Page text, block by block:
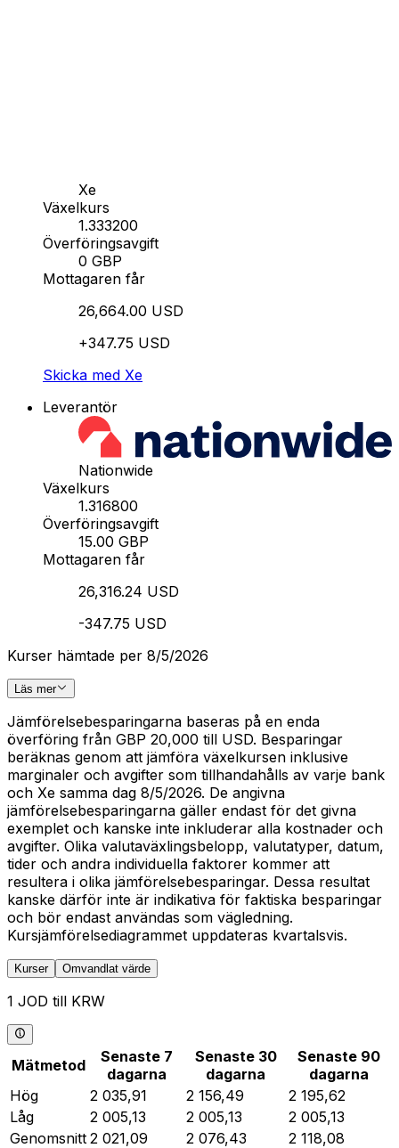
Xe
Växelkurs
1.333200
Överföringsavgift
0 GBP
Mottagaren får
26,664.00 USD
+347.75 USD
Skicka med Xe
Leverantör
Nationwide
Växelkurs
1.316800
Överföringsavgift
15.00 GBP
Mottagaren får
26,316.24 USD
-347.75 USD
Kurser hämtade per 8/5/2026
Läs mer
Jämförelsebesparingarna baseras på en enda
överföring från GBP 20,000 till USD. Besparingar
beräknas genom att jämföra växelkursen inklusive
marginaler och avgifter som tillhandahålls av varje bank
och Xe samma dag 8/5/2026. De angivna
jämförelsebesparingarna gäller endast för det givna
exemplet och kanske inte inkluderar alla kostnader och
avgifter. Olika valutaväxlingsbelopp, valutatyper, datum,
tider och andra individuella faktorer kommer att
resultera i olika jämförelsebesparingar. Dessa resultat
kanske därför inte är indikativa för faktiska besparingar
och bör endast användas som vägledning.
Kursjämförelsediagrammet uppdateras kvartalsvis.
Kurser Omvandlat värde
1 JOD till KRW
Mätmetod
Senaste 7
dagarna
Senaste 30
dagarna
Senaste 90
dagarna
Hög
2 035,91 2 156,49
2 195,62
Låg
2 005,13 2 005,13
2 005,13
Genomsnitt 2 021,09 2 076,43
2 118,08